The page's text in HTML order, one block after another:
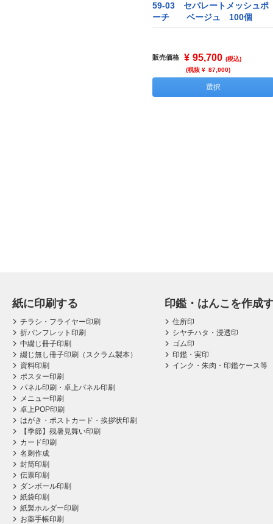
59-03 セパレートメッシュポ
ーチ ベージュ 100個
販売価格 ¥ 95,700 (税込)
(税抜 ¥ 87,000)
選択
紙に印刷する
チラシ・フライヤー印刷
折パンフレット印刷
中綴じ冊子印刷
綴じ無し冊子印刷（スクラム製本）
資料印刷
ポスター印刷
パネル印刷・卓上パネル印刷
メニュー印刷
卓上POP印刷
はがき・ポストカード・挨拶状印刷
【季節】残暑見舞い印刷
カード印刷
名刺作成
封筒印刷
伝票印刷
ダンボール印刷
紙袋印刷
紙製ホルダー印刷
お薬手帳印刷
印鑑・はんこを作成
住所印
シヤチハタ・浸透印
ゴム印
印鑑・実印
インク・朱肉・印鑑ケース等